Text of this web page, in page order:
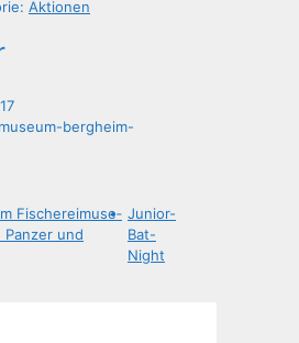
Aktionen
bergheim-
Fische­rei­mu­se­
und
Juni­or-
Bat-
Night